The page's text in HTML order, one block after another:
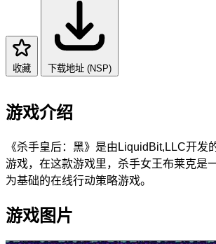
收藏 下载地址 (NSP)
游戏介绍
《杀手皇后：黑》是由LiquidBit,LLC开发
游戏，在这款游戏里，杀手女王布莱克是
为基础的在线行动策略游戏。
游戏图片